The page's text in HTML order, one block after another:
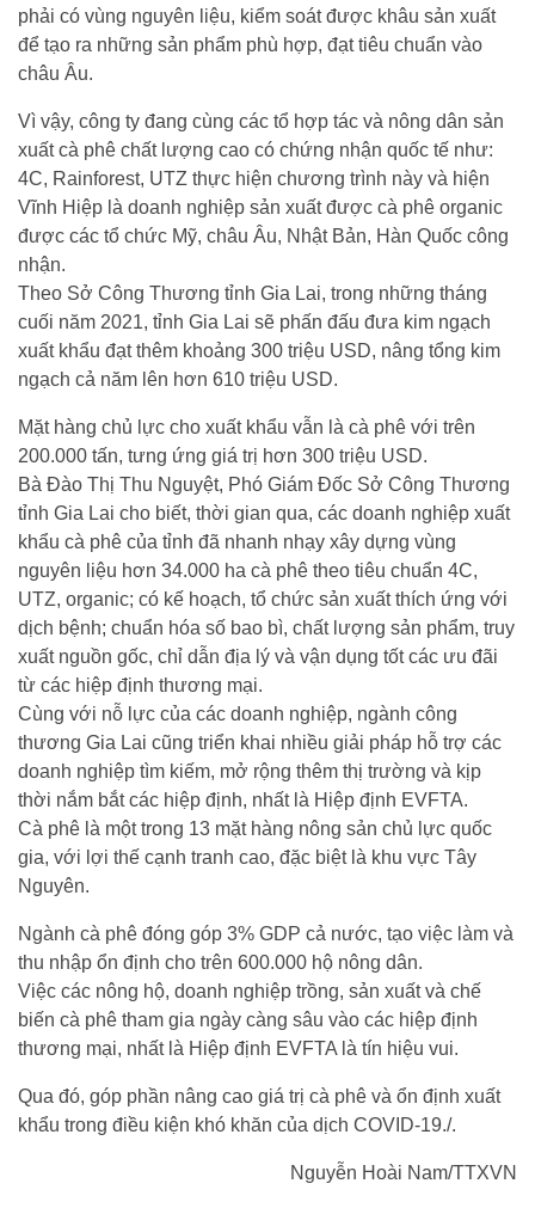
phải có vùng nguyên liệu, kiểm soát được khâu sản xuất
để tạo ra những sản phẩm phù hợp, đạt tiêu chuẩn vào
châu Âu.
Vì vậy, công ty đang cùng các tổ hợp tác và nông dân sản
xuất cà phê chất lượng cao có chứng nhận quốc tế như:
4C, Rainforest, UTZ thực hiện chương trình này và hiện
Vĩnh Hiệp là doanh nghiệp sản xuất được cà phê organic
được các tổ chức Mỹ, châu Âu, Nhật Bản, Hàn Quốc công
nhận.
Theo Sở Công Thương tỉnh Gia Lai, trong những tháng
cuối năm 2021, tỉnh Gia Lai sẽ phấn đấu đưa kim ngạch
xuất khẩu đạt thêm khoảng 300 triệu USD, nâng tổng kim
ngạch cả năm lên hơn 610 triệu USD.
Mặt hàng chủ lực cho xuất khẩu vẫn là cà phê với trên
200.000 tấn, tưng ứng giá trị hơn 300 triệu USD.
Bà Đào Thị Thu Nguyệt, Phó Giám Đốc Sở Công Thương
tỉnh Gia Lai cho biết, thời gian qua, các doanh nghiệp xuất
khẩu cà phê của tỉnh đã nhanh nhạy xây dựng vùng
nguyên liệu hơn 34.000 ha cà phê theo tiêu chuẩn 4C,
UTZ, organic; có kế hoạch, tổ chức sản xuất thích ứng với
dịch bệnh; chuẩn hóa số bao bì, chất lượng sản phẩm, truy
xuất nguồn gốc, chỉ dẫn địa lý và vận dụng tốt các ưu đãi
từ các hiệp định thương mại.
Cùng với nỗ lực của các doanh nghiệp, ngành công
thương Gia Lai cũng triển khai nhiều giải pháp hỗ trợ các
doanh nghiệp tìm kiếm, mở rộng thêm thị trường và kịp
thời nắm bắt các hiệp định, nhất là Hiệp định EVFTA.
Cà phê là một trong 13 mặt hàng nông sản chủ lực quốc
gia, với lợi thế cạnh tranh cao, đặc biệt là khu vực Tây
Nguyên.
Ngành cà phê đóng góp 3% GDP cả nước, tạo việc làm và
thu nhập ổn định cho trên 600.000 hộ nông dân.
Việc các nông hộ, doanh nghiệp trồng, sản xuất và chế
biến cà phê tham gia ngày càng sâu vào các hiệp định
thương mại, nhất là Hiệp định EVFTA là tín hiệu vui.
Qua đó, góp phần nâng cao giá trị cà phê và ổn định xuất
khẩu trong điều kiện khó khăn của dịch COVID-19./.
Nguyễn Hoài Nam/TTXVN